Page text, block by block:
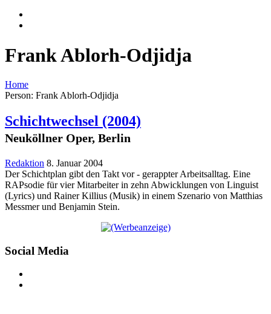
Frank Ablorh-Odjidja
Home
Person: Frank Ablorh-Odjidja
Schichtwechsel (2004)
Neuköllner Oper, Berlin
Redaktion 8. Januar 2004
Der Schichtplan gibt den Takt vor - gerappter Arbeitsalltag. Eine
RAPsodie für vier Mitarbeiter in zehn Abwicklungen von Linguist
(Lyrics) und Rainer Killius (Musik) in einem Szenario von Matthias
Messmer und Benjamin Stein.
Social Media